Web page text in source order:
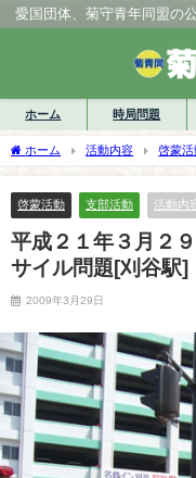
愛国団体、菊守青年同盟の
ホーム 時局問題
ホーム 活動内容 啓蒙活
のミサイル問題[刈谷駅]
啓蒙活動 支部活動 活動内
平成２１年３月２
サイル問題[刈谷駅]
2009年3月29日